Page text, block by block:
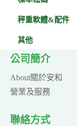
秤重軟體&配件
其他
公司簡介
About關於安和
營業及服務
聯絡方式